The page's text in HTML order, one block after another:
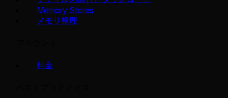
Memory Stores
メモリ整理
料金